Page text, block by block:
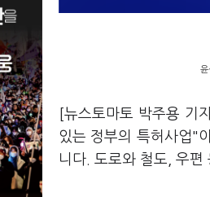
윤
[뉴스토마토 박주용 기
있는 정부의 특허사업"
니다. 도로와 철도, 우편